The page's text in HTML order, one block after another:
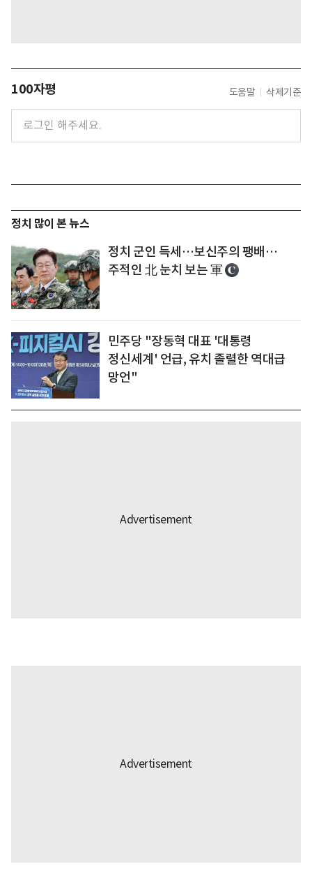
100자평 도움말 삭제기준
정치 많이 본 뉴스
정치 군인 득세…보신주의 팽배…
주적인 北 눈치 보는 軍
민주당 "장동혁 대표 '대통령
정신세계' 언급, 유치 졸렬한 역대급
망언"